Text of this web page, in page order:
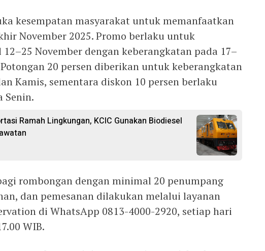
kesempatan masyarakat untuk memanfaatkan
November 2025. Promo berlaku untuk
November dengan keberangkatan pada 17–
20 persen diberikan untuk keberangkatan
Kamis, sementara diskon 10 persen berlaku
Senin.
Ramah Lingkungan, KCIC Gunakan Biodiesel
rombongan dengan minimal 20 penumpang
dan pemesanan dilakukan melalui layanan
di WhatsApp 0813-4000-2920, setiap hari
WIB.